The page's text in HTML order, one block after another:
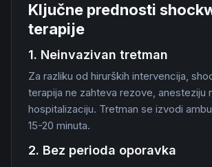
Ključne prednosti
terapije
1. Neinvazivan tretman
Za razliku od hirurških intervencija,
terapija ne zahteva rezove, anesteziju
hospitalizaciju. Tretman se izvodi
15-20 minuta.
2. Bez perioda oporavka